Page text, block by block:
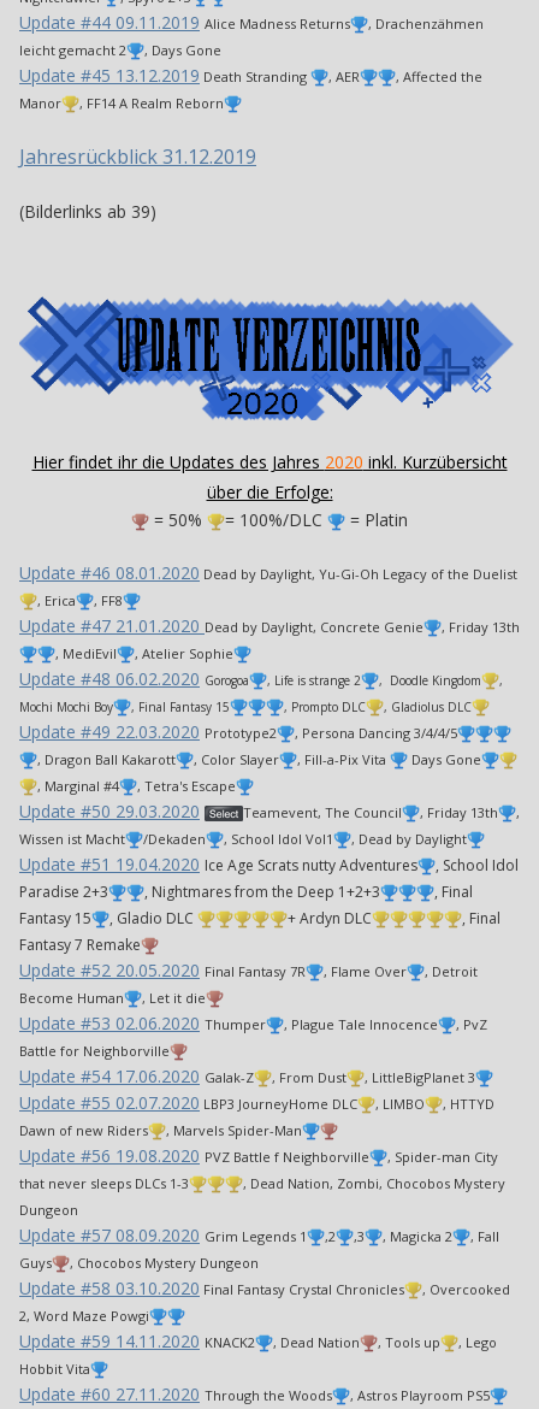
Update #44 09.11.2019 Alice Madness Returns
, Drachenzähmen
leicht gemacht 2
, Days Gone
Update #45 13.12.2019 Death Stranding , AER
, Affected the
Manor
, FF14 A Realm Reborn
Jahresrückblick 31.12.2019
(Bilderlinks ab 39)
Hier findet ihr die Updates des Jahres 2020 inkl. Kurzübersicht
über die Erfolge:
= 50%
= 100%/DLC = Platin
Update #46 08.01.2020 Dead by Daylight, Yu-Gi-Oh Legacy of the Duelist
, Erica
, FF8
Update #47 21.01.2020 Dead by Daylight, Concrete Genie
, Friday 13th
, MediEvil
, Atelier Sophie
Update #48 06.02.2020 Gorogoa , Life is strange 2 , Doodle Kingdom
,
Mochi Mochi Boy
, Final Fantasy 15 , Prompto DLC , Gladiolus DLC
Update #49 22.03.2020 Prototype2
, Persona Dancing 3/4/4/5
, Dragon Ball Kakarott
, Color Slayer , Fill-a-Pix Vita
Days Gone
, Marginal #4
, Tetra's Escape
Update #50 29.03.2020 Teamevent, The Council , Friday 13th
,
Wissen ist Macht
/Dekaden , School Idol Vol1 , Dead by Daylight
Update #51 19.04.2020 Ice Age Scrats nutty Adventures
, School Idol
Paradise 2+3
, Nightmares from the Deep 1+2+3
, Final
Fantasy 15
, Gladio DLC + Ardyn DLC
, Final
Fantasy 7 Remake
Update #52 20.05.2020 Final Fantasy 7R , Flame Over
, Detroit
Become Human
, Let it die
Update #53 02.06.2020 Thumper , Plague Tale Innocence
, PvZ
Battle for Neighborville
Update #54 17.06.2020 Galak-Z , From Dust , LittleBigPlanet 3
Update #55 02.07.2020 LBP3 JourneyHome DLC , LIMBO
, HTTYD
Dawn of new Riders
, Marvels Spider-Man
Update #56 19.08.2020 PVZ Battle f Neighborville
, Spider-man City
that never sleeps DLCs 1-3
, Dead Nation, Zombi, Chocobos Mystery
Dungeon
Update #57 08.09.2020 Grim Legends 1 ,2 ,3 , Magicka 2
, Fall
Guys
, Chocobos Mystery Dungeon
Update #58 03.10.2020 Final Fantasy Crystal Chronicles
, Overcooked
2, Word Maze Powgi
Update #59 14.11.2020 KNACK2 , Dead Nation , Tools up
, Lego
Hobbit Vita
Update #60 27.11.2020 Through the Woods
, Astros Playroom PS5